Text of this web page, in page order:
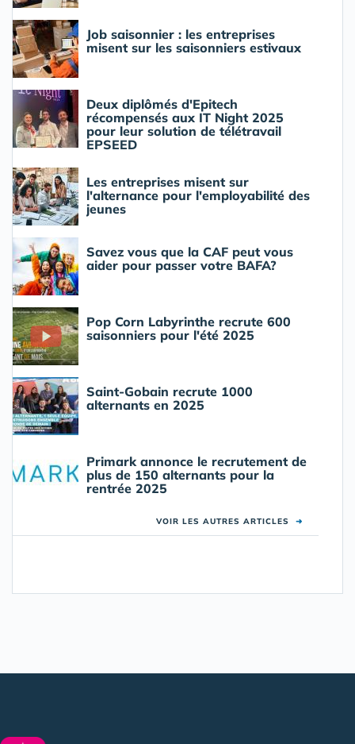
Job saisonnier : les entreprises
misent sur les saisonniers estivaux
Deux diplômés d'Epitech
récompensés aux IT Night 2025
pour leur solution de télétravail
EPSEED
Les entreprises misent sur
l'alternance pour l'employabilité des
jeunes
Savez vous que la CAF peut vous
aider pour passer votre BAFA?
Pop Corn Labyrinthe recrute 600
saisonniers pour l'été 2025
Saint-Gobain recrute 1000
alternants en 2025
Primark annonce le recrutement de
plus de 150 alternants pour la
rentrée 2025
VOIR LES AUTRES ARTICLES ➜